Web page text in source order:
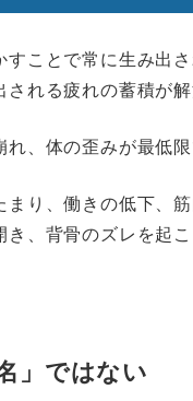
ことで常に生み出
れる疲れの蓄積が
、体の歪みが最低限
り、働きの低下、
、背骨のズレを起こ
」ではない